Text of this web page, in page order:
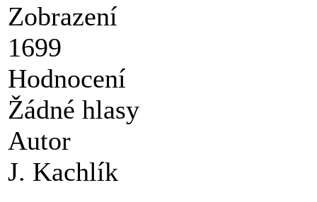
Zobrazení
1699
Hodnocení
Žádné hlasy
Autor
J. Kachlík